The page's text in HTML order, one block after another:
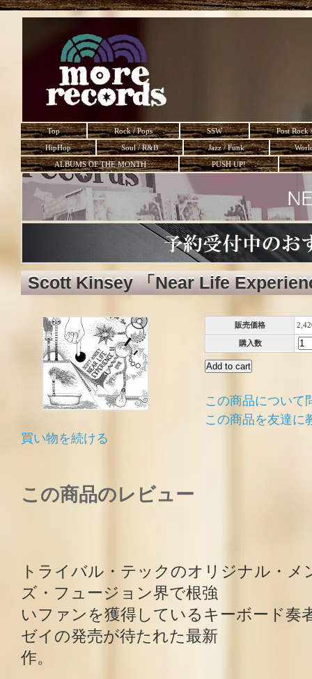
Top Rock / Pops SSW
Post Rock
HipHop
Soul / R&B Jazz / Funk
ALBUMS OF THE MONTH
PUSH UP!
Scott Kinsey 「Near Life
販売価格
購入数
この商品について
この商品を友達に
買い物を続ける
この商品のレビュー
トライバル・テックのオリジナル・メ
ズ・フュージョン界で根強
いファンを獲得しているキーボード奏
ゼイの発売が待たれた最新
作。